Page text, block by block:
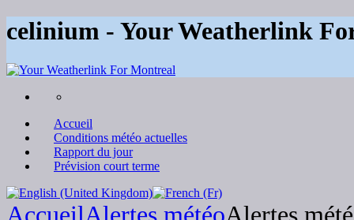
celinium - Your Weatherlink
Accueil
Conditions météo actuelles
Rapport du jour
Prévision court terme